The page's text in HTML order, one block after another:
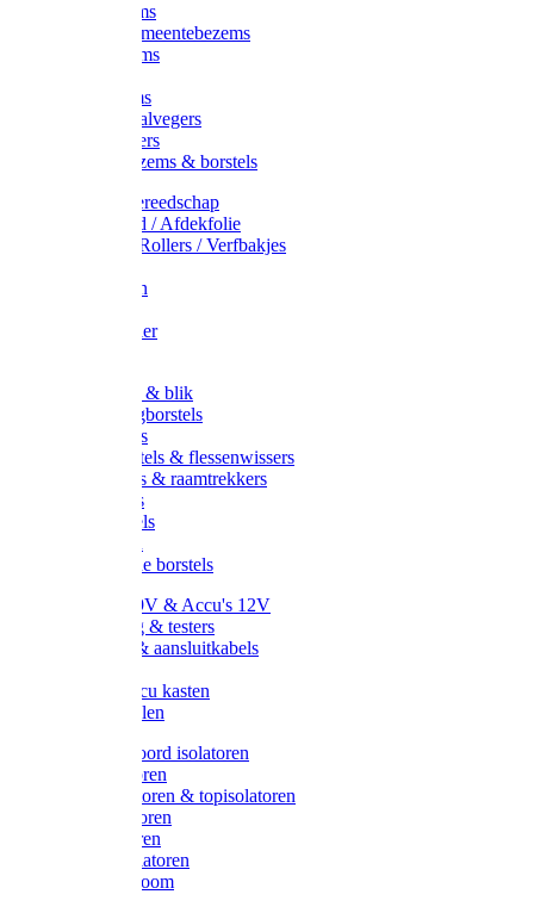
Straatbezems
Stads- / Gemeentebezems
Terrasbezems
Gootbezems
Kamer-/Zaalvegers
Vloertrekkers
Onkruidbezems & borstels
Schildersgereedschap
Afplakband / Afdekfolie
Kwasten / Rollers / Verfbakjes
Afdekfoliën
Schuurpapier
Handveger & blik
Voetenveegborstels
Handvegers
Afwasborstels & flessenwissers
Wasborstels & raamtrekkers
Tonborstels
Werkborstels
Hygienische borstels
Batterijen 9V & Accu's 12V
Beveiliging & testers
Kabelsets & aansluitkabels
Metalen accu kasten
Zonnepanelen
Draad & koord isolatoren
Ringisolatoren
Extra isolatoren & topisolatoren
Hoekisolatoren
Lintisolatoren
Afstandisolatoren
Isolatorenboom